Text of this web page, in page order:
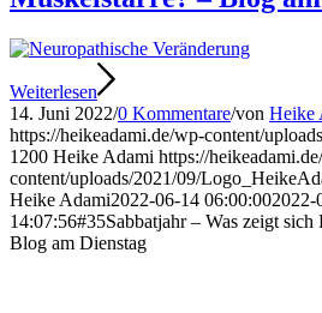
Weiterlesen
14. Juni 2022/0 Kommentare/von Heike
https://heikeadami.de/wp-content/
1200 Heike Adami https://
content/uploads/2021/09/
Heike Adami2022-06-14 06:00:002022-
14:07:56#35Sabbatjahr – Was zeigt
Blog am Dienstag